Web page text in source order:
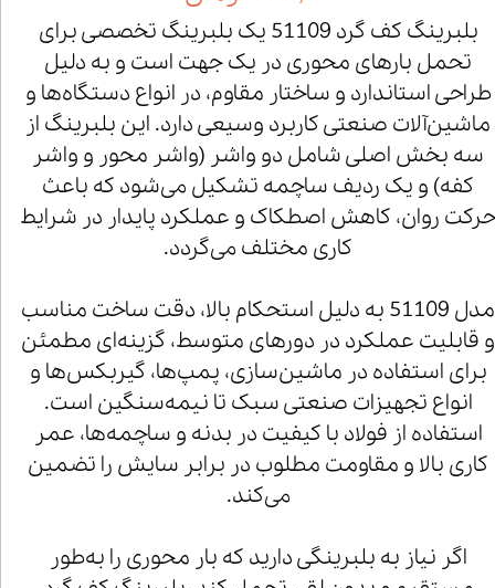
بلبرینگ کف گرد 51109 یک بلبرینگ تخصصی برای
تحمل بارهای محوری در یک جهت است و به دلیل
طراحی استاندارد و ساختار مقاوم، در انواع دستگاه‌ها و
ماشین‌آلات صنعتی کاربرد وسیعی دارد. این بلبرینگ از
سه بخش اصلی شامل دو واشر (واشر محور و واشر
کفه) و یک ردیف ساچمه تشکیل می‌شود که باعث
روان، کاهش اصطکاک و عملکرد پایدار در شرایط
کاری مختلف می‌گردد.
مدل 51109 به دلیل استحکام بالا، دقت ساخت مناسب
و قابلیت عملکرد در دورهای متوسط، گزینه‌ای مطمئن
برای استفاده در ماشین‌سازی، پمپ‌ها، گیربکس‌ها و
انواع تجهیزات صنعتی سبک تا نیمه‌سنگین است.
استفاده از فولاد با کیفیت در بدنه و ساچمه‌ها، عمر
کاری بالا و مقاومت مطلوب در برابر سایش را تضمین
می‌کند.
اگر نیاز به بلبرینگی دارید که بار محوری را به‌طور